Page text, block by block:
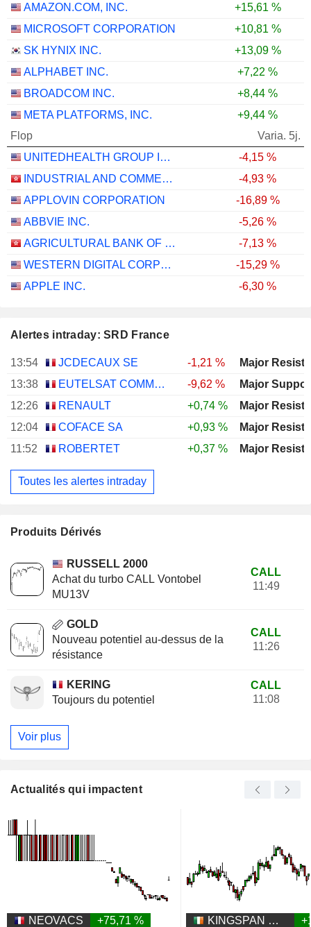
AMAZON.COM, INC.
+15,61 %
MICROSOFT CORPORATION
+10,81 %
SK HYNIX INC.
+13,09 %
ALPHABET INC.
+7,22 %
BROADCOM INC.
+8,44 %
META PLATFORMS, INC.
+9,44 %
Flop
Varia. 5j.
UNITEDHEALTH GROUP INC.
-4,15 %
INDUSTRIAL AND COMMERCIAL BANK OF CHINA LIMITED
-4,93 %
APPLOVIN CORPORATION
-16,89 %
ABBVIE INC.
-5,26 %
AGRICULTURAL BANK OF CHINA LIMITED
-7,13 %
WESTERN DIGITAL CORPORATION
-15,29 %
APPLE INC.
-6,30 %
Alertes intraday: SRD France
13:54 JCDECAUX SE
-1,21 %
13:38
EUTELSAT COMMUNICATIONS
-9,62 %
12:26
RENAULT
+0,74 %
12:04
COFACE SA
+0,93 %
11:52
ROBERTET +0,37 %
Toutes les alertes intraday
Produits Dérivés
RUSSELL 2000
Achat du turbo CALL Vontobel
MU13V
CALL
11:49
GOLD
Nouveau potentiel au-dessus de la
résistance
CALL
11:26
KERING
Toujours du potentiel
CALL
11:08
Voir plus
Actualités qui impactent
NEOVACS
+75,71 %
KINGSPAN GROUP PLC